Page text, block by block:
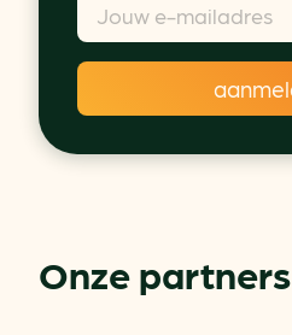
Onze partners